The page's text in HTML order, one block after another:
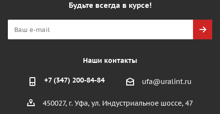
Будьте всегда в курсе!
Наши контакты
+7 (347) 200-84-84 ufa@uralint.ru
450027, г. Уфа, ул. Индустриальное шоссе, 47